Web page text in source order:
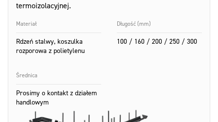
termoizolacyjnej.
Materiał
Rdzeń stalwy, koszulka
rozporowa z polietylenu
Długość (mm)
100 / 160 / 200 / 250 / 300
Średnica
Prosimy o kontakt z działem
handlowym